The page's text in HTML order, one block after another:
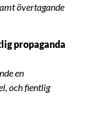
övertagande
propaganda
en
och fientlig